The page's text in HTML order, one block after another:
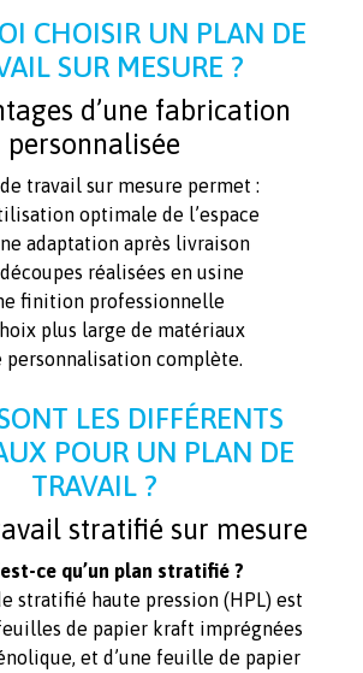
CHOISIR UN PLAN DE
SUR MESURE ?
d’une fabrication
personnalisée
travail sur mesure permet :
optimale de l’espace
adaptation après livraison
réalisées en usine
finition professionnelle
plus large de matériaux
complète.
LES DIFFÉRENTS
POUR UN PLAN DE
TRAVAIL ?
stratifié sur mesure
ce qu’un plan stratifié ?
stratifié haute pression (HPL) est
de papier kraft imprégnées
et d’une feuille de papier